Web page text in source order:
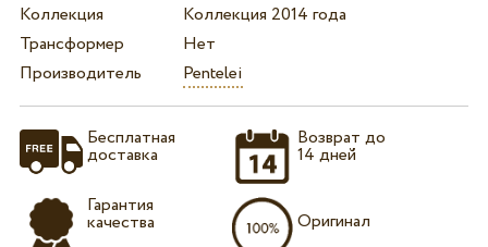
Коллекция
Коллекция 2014 года
Трансформер
Нет
Производитель
Pentelei
Бесплатная
доставка
Гарантия
качества
Возврат до
14 дней
Оригинал